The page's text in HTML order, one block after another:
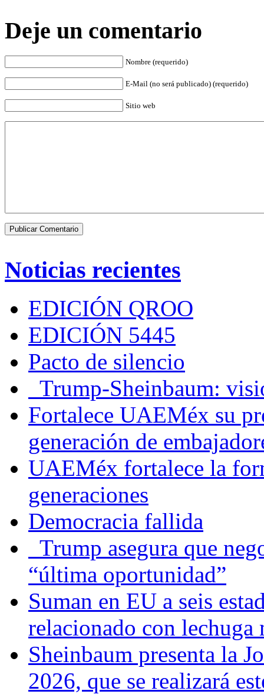
Deje un comentario
Nombre (requerido)
E-Mail (no será publicado) (requerido)
Sitio web
Noticias recientes
EDICIÓN QROO
EDICIÓN 5445
Pacto de silencio
Trump-Sheinbaum:
Fortalece UAEMéx su
generación de
UAEMéx fortalece la
generaciones
Democracia fallida
Trump asegura que
“última oportunidad”
Suman en EU a seis
relacionado con lechuga
Sheinbaum presenta la
2026, que se realizará